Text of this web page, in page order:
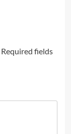
Required fields